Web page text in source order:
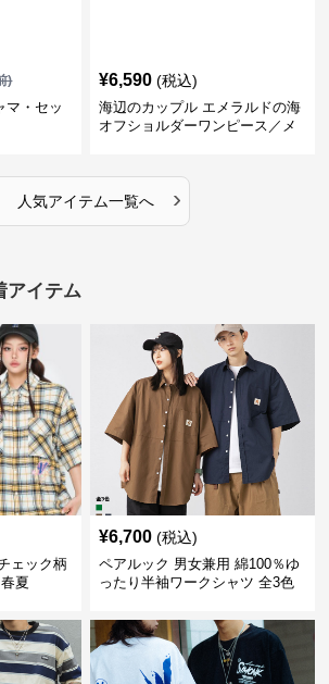
)
マ・セッ
¥6,590 (税込)
海辺のカップル エメラルドの海
オフショルダーワンピース／メ
人気アイテム一覧へ ›
アイテム
ェック柄
夏
¥6,700 (税込)
ペアルック 男女兼用 綿100％ゆ
ったり半袖ワークシャツ 全3色